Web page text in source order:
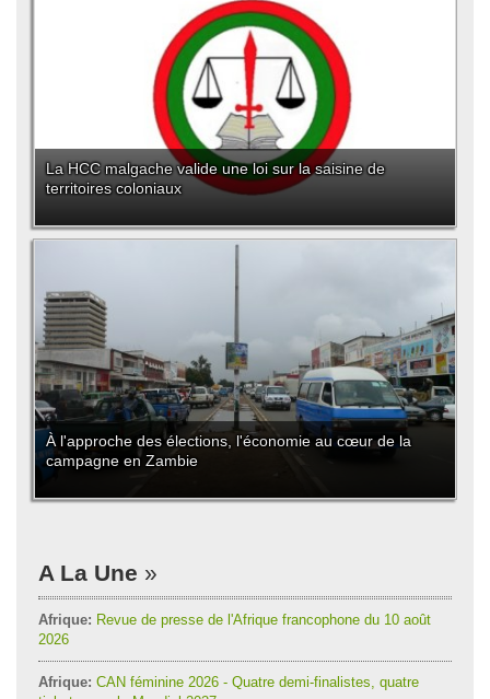
La HCC malgache valide une loi sur la saisine de
territoires coloniaux
À l'approche des élections, l'économie au cœur de la
campagne en Zambie
A La Une
Afrique: Revue de presse de l'Afrique francophone du 10 août
2026
Afrique: CAN féminine 2026 - Quatre demi-finalistes, quatre